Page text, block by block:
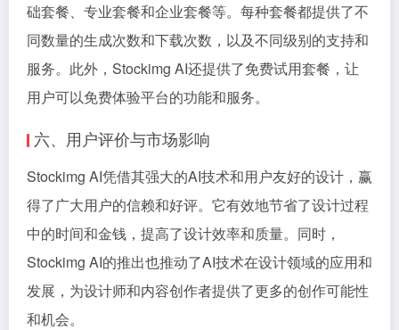
础套餐、专业套餐和企业套餐等。每种套餐都提供了不
同数量的生成次数和下载次数，以及不同级别的支持和
服务。此外，Stockimg AI还提供了免费试用套餐，让
用户可以免费体验平台的功能和服务。
六、用户评价与市场影响
Stockimg AI凭借其强大的AI技术和用户友好的设计，赢
得了广大用户的信赖和好评。它有效地节省了设计过程
中的时间和金钱，提高了设计效率和质量。同时，
Stockimg AI的推出也推动了AI技术在设计领域的应用和
发展，为设计师和内容创作者提供了更多的创作可能性
和机会。